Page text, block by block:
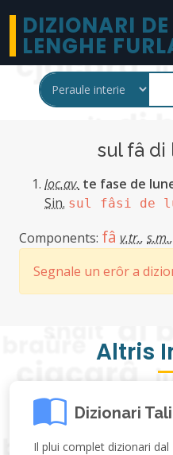
DIZIONARI DE
LENGHE
sul fâ di
loc.av. te fase de
Sin. sul fâsi de
Components: fâ v.tr., s.m.,
Segnale un erôr a
Altris
Dizionari
Il plui complet dizionari dal